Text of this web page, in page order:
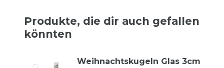
Produkte, die dir auch gefallen
könnten
Weihnachtskugeln Glas 3cm